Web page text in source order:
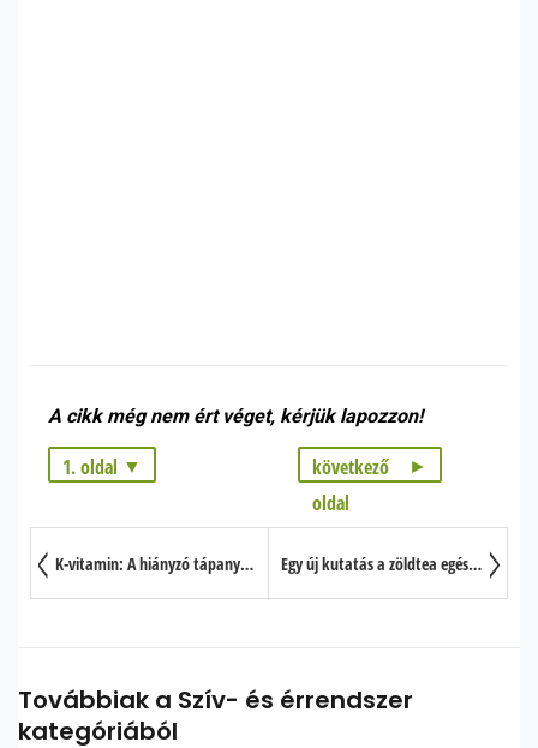
A cikk még nem ért véget, kérjük lapozzon!
következő
oldal
1. oldal
1. oldal: A halolaj jótékony hatása a gyermekekre:
3. oldal: Kapjon-e a gyermek halolajat?
K-vitamin: A hiányzó tápanyag a szívroham és csontritkulás megelőzésére (Nem Kalcium vagy D-vitamin!) Egy új kutatás a zöldtea egészségre gyakorolt jótékony hatásairól
Továbbiak a Szív- és érrendszer
kategóriából